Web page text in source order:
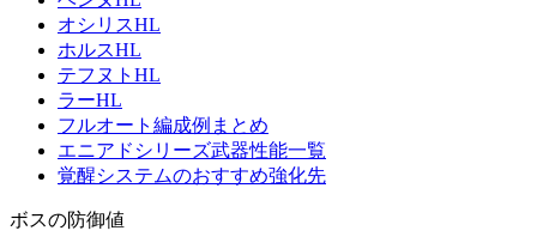
オシリスHL
ホルスHL
テフヌトHL
ラーHL
フルオート編成例まとめ
エニアドシリーズ武器性能一覧
覚醒システムのおすすめ強化先
ボスの防御値